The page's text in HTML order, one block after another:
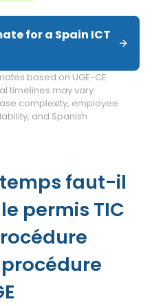
for a Spain ICT
based on UGE-CE
timelines may vary
complexity, employee
and Spanish
faut-il
permis TIC